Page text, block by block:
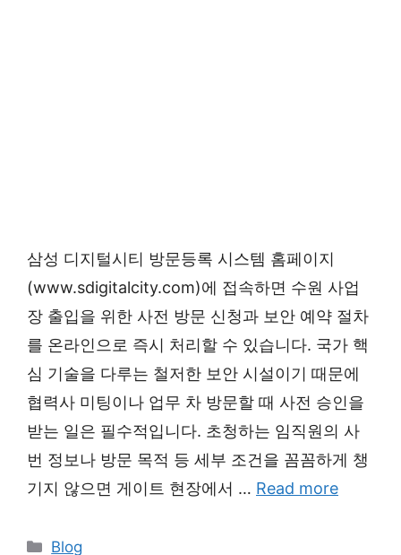
삼성 디지털시티 방문등록 시스템 홈페이지
(www.sdigitalcity.com)에 접속하면 수원 사업
장 출입을 위한 사전 방문 신청과 보안 예약 절차
를 온라인으로 즉시 처리할 수 있습니다. 국가 핵
심 기술을 다루는 철저한 보안 시설이기 때문에
협력사 미팅이나 업무 차 방문할 때 사전 승인을
받는 일은 필수적입니다. 초청하는 임직원의 사
번 정보나 방문 목적 등 세부 조건을 꼼꼼하게 챙
기지 않으면 게이트 현장에서 … Read more
Categories
Blog